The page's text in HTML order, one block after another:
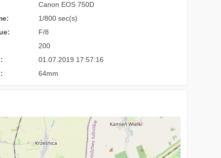
Canon EOS 750D
1/800 sec(s)
F/8
200
01.07.2019 17:57:16
64mm